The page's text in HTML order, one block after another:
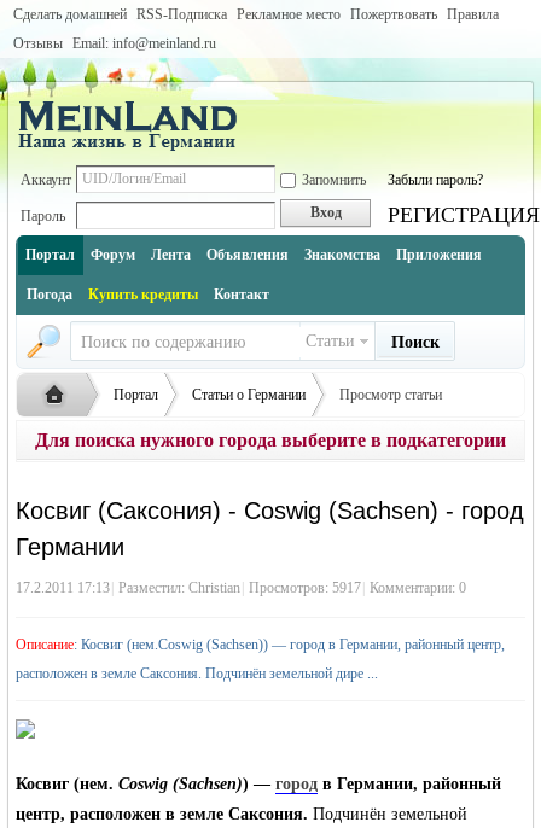
Сделать домашней RSS-Подписка Рекламное место Пожертвовать Правила
Отзывы Email: info@meinland.ru
Аккаунт Запомнить Забыли пароль?
Пароль Вход РЕГИСТРАЦИЯ
Портал Форум Лента Объявления Знакомства Приложения
Погода Купить кредиты Контакт
Статьи Поиск
жизнь и
Портал Статьи о Германии
Города Германии по землям (инфо и описание каждого города)
›
Просмотр статьи
Для поиска нужного города выберите в подкатегории
Косвиг (Саксония) - Coswig (Sachsen) - город
Германии
17.2.2011 17:13 Разместил:Christian Просмотров: 5917 Комментарии: 0
Описание: Косвиг (нем.Coswig (Sachsen)) — город в Германии, районный центр,
расположен в земле Саксония. Подчинён земельной дире ...
Косвиг (нем.Coswig (Sachsen)) —город в Германии, районный
центр, расположен в земле Саксония. Подчинёнземельной